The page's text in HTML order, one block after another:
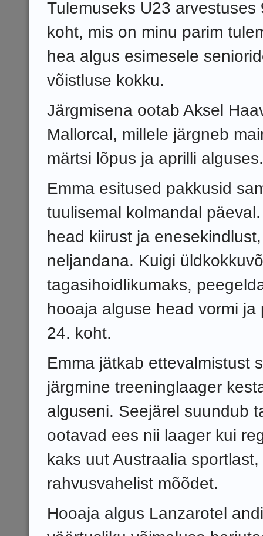
Tulemuseks U23
koht, mis on minu parim
hea algus esimesele
võistluse kokku.
Järgmisena ootab Aksel
Mallorcal, millele järgneb
märtsi lõpus ja aprilli alguses.
Emma esitused pakkusid
tuulisemal kolmandal
head kiirust ja
neljandana. Kuigi
tagasihoidlikumaks,
hooaja alguse head vormi
24. koht.
Emma jätkab ettevalmistust
järgmine treeninglaager
alguseni. Seejärel suundub
ootavad ees nii laager kui
kaks uut Austraalia
rahvusvahelist mõõdet.
Hooaja algus Lanzarotel